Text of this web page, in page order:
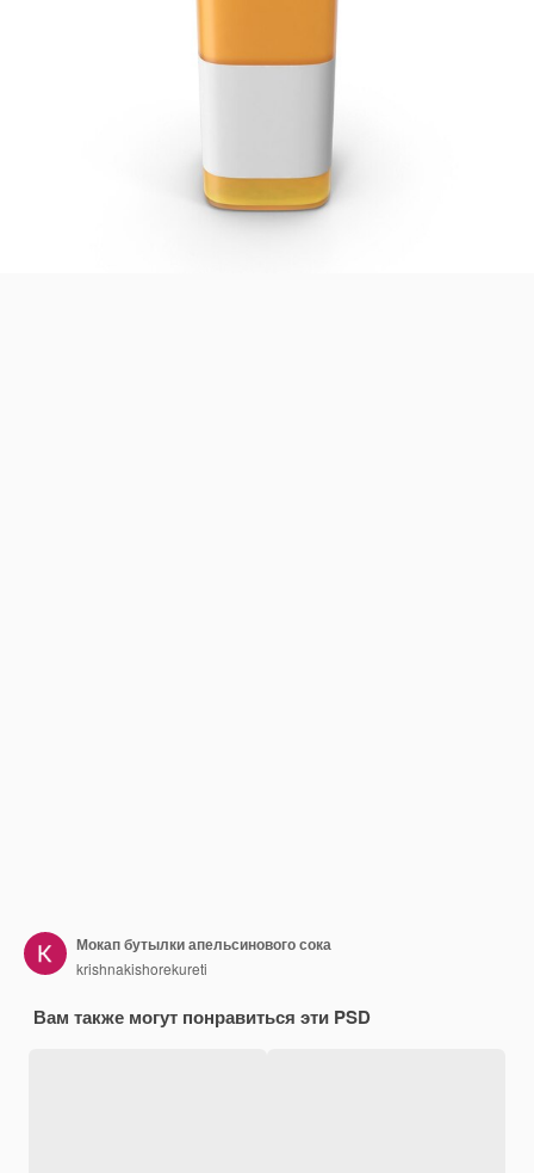
Мокап бутылки апельсинового сока
krishnakishorekureti
Вам также могут понравиться эти PSD